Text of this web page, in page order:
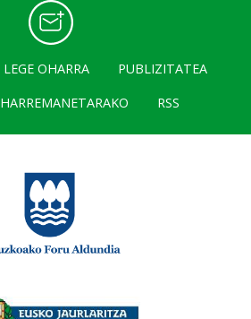
LEGE OHARRA
PUBLIZITATEA
HARREMANETARAKO RSS